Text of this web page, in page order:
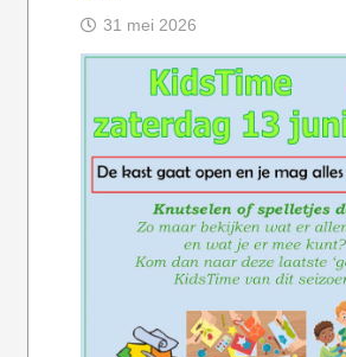
31 mei 2026